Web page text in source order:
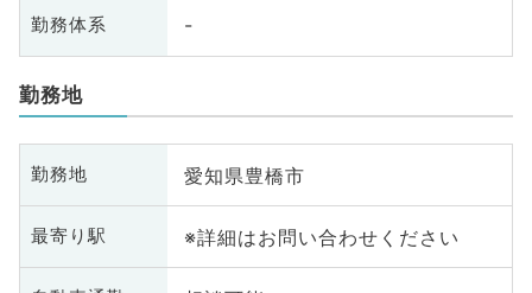
勤務体系 -
勤務地
勤務地 愛知県豊橋市
最寄り駅 ※詳細はお問い合わせください